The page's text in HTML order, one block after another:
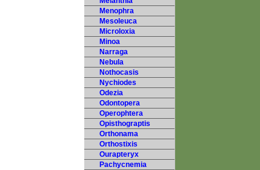
Menophra
Mesoleuca
Microloxia
Minoa
Narraga
Nebula
Nothocasis
Nychiodes
Odezia
Odontopera
Operophtera
Opisthograptis
Orthonama
Orthostixis
Ourapteryx
Pachycnemia